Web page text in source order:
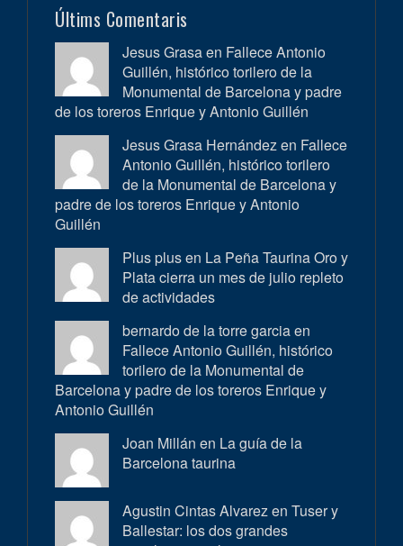
Últims Comentaris
Jesus Grasa en Fallece Antonio
Guillén, histórico torilero de la
Monumental de Barcelona y padre
de los toreros Enrique y Antonio Guillén
Jesus Grasa Hernández en Fallece
Antonio Guillén, histórico torilero
de la Monumental de Barcelona y
padre de los toreros Enrique y Antonio
Guillén
Plus plus en La Peña Taurina Oro y
Plata cierra un mes de julio repleto
de actividades
bernardo de la torre garcia en
Fallece Antonio Guillén, histórico
torilero de la Monumental de
Barcelona y padre de los toreros Enrique y
Antonio Guillén
Joan Millán en La guía de la
Barcelona taurina
Agustin Cintas Alvarez en Tuser y
Ballestar: los dos grandes